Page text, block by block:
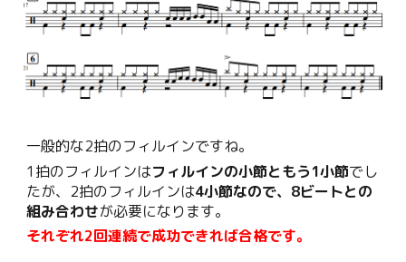
一般的な2拍のフィルインですね。
1拍のフィルインはフィルインの小節ともう1小節でし
たが、2拍のフィルインは4小節なので、8ビートとの
組み合わせが必要になります。
それぞれ2回連続で成功できれば合格です。